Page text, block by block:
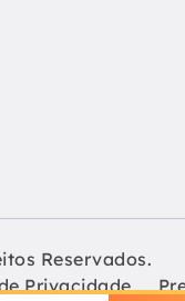
Reservados.
Privacidade